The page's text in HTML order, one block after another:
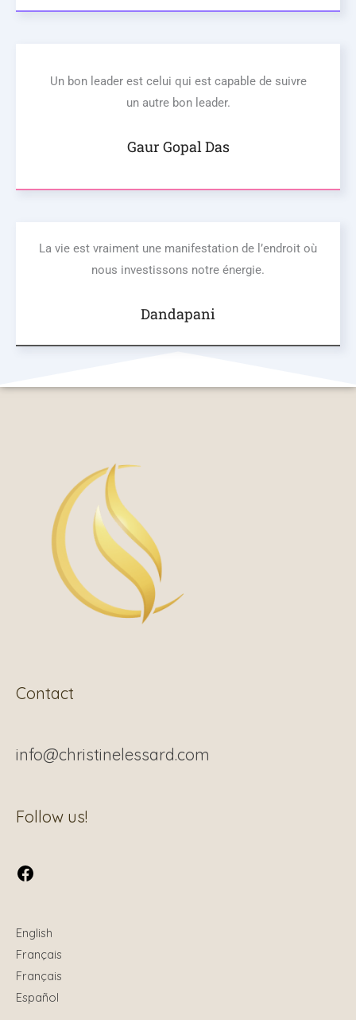
Un bon leader est celui qui est capable de suivre
un autre bon leader.
Gaur Gopal Das
La vie est vraiment une manifestation de l’endroit où
nous investissons notre énergie.
Dandapani
Contact
info@christinelessard.com
Follow us!
Facebook
English
Français
Français
Español